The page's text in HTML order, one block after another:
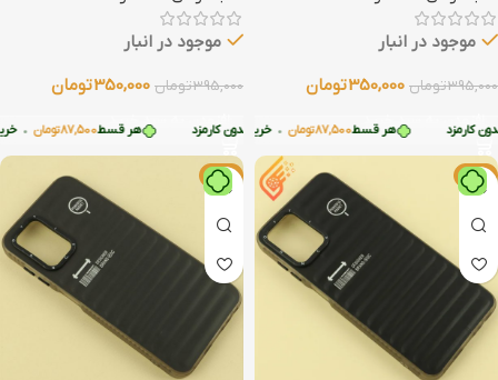
هر قسط87,500تومان • خرید قسطی با ترب‌پی بدون کارمزد کارمزد
موجود در انبار
395,000تومان 350,000تومان
افزودن به سبد خرید هر قسط87,500تومان • خرید هر قسط87,500 تومان • خرید قسطی با ترب‌پی بدون کارمزد
موجود در انبار
395,000تومان 350,000تومان
افزودن به سبد خرید
-11%
-11%